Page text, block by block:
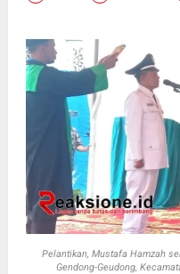
Pelantikan, Mustafa Hamzah
Gendong-Geudong,